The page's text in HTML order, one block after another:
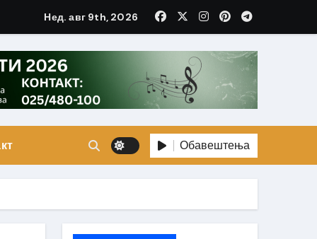
Нед. авг 9th, 2026
Обавештења